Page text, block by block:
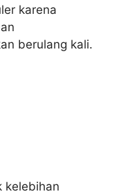
karena
berulang kali.
kelebihan